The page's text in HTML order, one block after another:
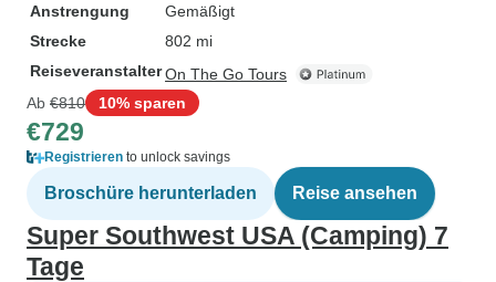
Anstrengung
Gemäßigt
Strecke
802 mi
ReiseveranstalterOn The Go Tours
Ab €810 10% sparen
€729
Registrieren to unlock savings
Broschüre herunterladen Reise ansehen
Super Southwest USA (Camping) 7
Tage